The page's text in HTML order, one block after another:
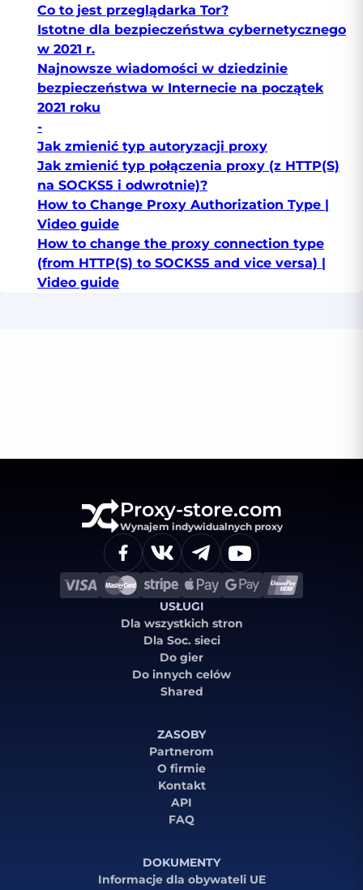
Co to jest przeglądarka Tor?
Istotne dla bezpieczeństwa cybernetycznego
w 2021 r.
Najnowsze wiadomości w dziedzinie
bezpieczeństwa w Internecie na początek
2021 roku
-
Jak zmienić typ autoryzacji proxy
Jak zmienić typ połączenia proxy (z HTTP(S)
na SOCKS5 i odwrotnie)?
How to Change Proxy Authorization Type |
Video guide
How to change the proxy connection type
(from HTTP(S) to SOCKS5 and vice versa) |
Video guide
Proxy-store.com
Wynajem indywidualnych proxy
USŁUGI
Dla wszystkich stron
Dla Soc. sieci
Do gier
Do innych celów
Shared
ZASOBY
Partnerom
O firmie
Kontakt
API
FAQ
DOKUMENTY
Informacje dla obywateli UE